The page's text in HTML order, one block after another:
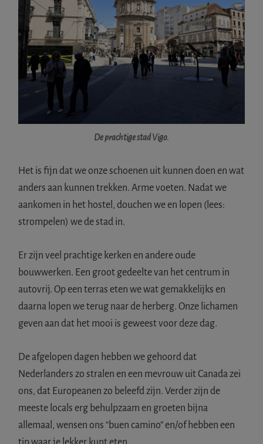
De prachtige stad Vigo.
Het is fijn dat we onze schoenen uit kunnen doen en wat
anders aan kunnen trekken. Arme voeten. Nadat we
aankomen in het hostel, douchen we en lopen (lees:
strompelen) we de stad in.
Er zijn veel prachtige kerken en andere oude
bouwwerken. Een groot gedeelte van het centrum in
autovrij. Op een terras eten we wat gemakkelijks en
daarna lopen we terug naar de herberg. Onze lichamen
geven aan dat het mooi is geweest voor deze dag.
De afgelopen dagen hebben we gehoord dat
Nederlanders zo stralen en een mevrouw uit Canada zei
ons, dat Europeanen zo beleefd zijn. Verder zijn de
meeste locals erg behulpzaam en groeten bijna
allemaal, wensen ons “buen camino” en/of hebben een